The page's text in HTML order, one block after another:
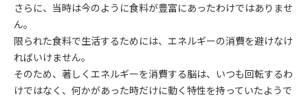
さらに、当時は今のように食料が豊富にあったわけではありませ
ん。
限られた食料で生活するためには、エネルギーの消費を避けなけ
ればいけません。
そのため、著しくエネルギーを消費する脳は、いつも回転するわ
けではなく、何かがあった時だけに動く特性を持っていたようで